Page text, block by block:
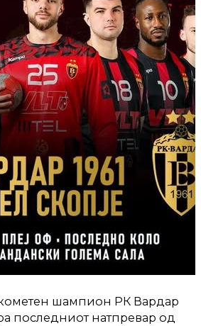
шампион РК Вардар
последниот натпревар од